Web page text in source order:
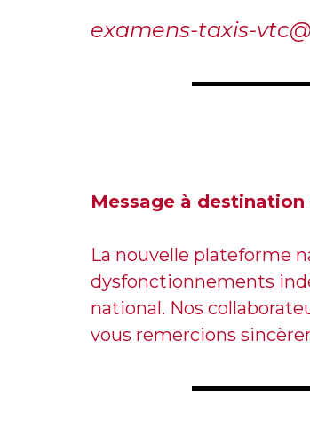
examens-taxis-
Message à destination
La nouvelle plateforme
dysfonctionnements
national. Nos
vous remercions